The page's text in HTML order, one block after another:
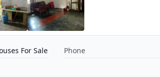
For Sale Phone